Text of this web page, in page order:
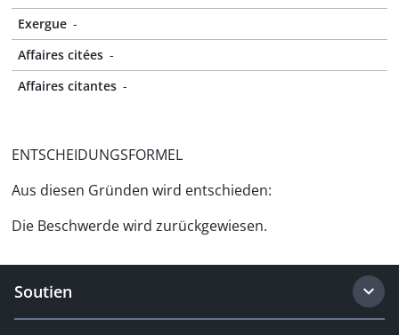
Exergue -
Affaires citées -
Affaires citantes -
ENTSCHEIDUNGSFORMEL
Aus diesen Gründen wird entschieden:
Die Beschwerde wird zurückgewiesen.
Soutien